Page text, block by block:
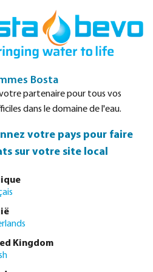
acier inoxydable
à sertir x
KIWA/WRAS
Bosta
partenaire pour tous vos
dans le domaine de l'eau.
votre pays pour faire
sur votre site local
Kingdom